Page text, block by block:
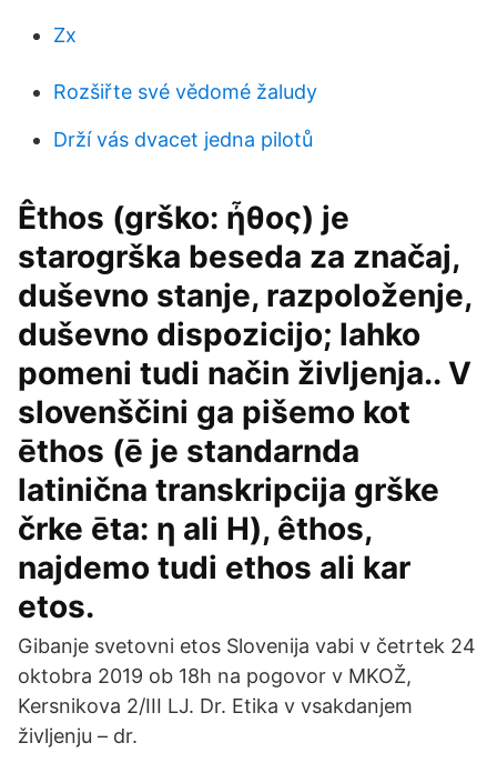
Zx
Rozšiřte své vědomé žaludy
Drží vás dvacet jedna pilotů
Êthos (grško: ἦθος) je
starogrška beseda za značaj,
duševno stanje, razpoloženje,
duševno dispozicijo; lahko
pomeni tudi način življenja.. V
slovenščini ga pišemo kot
ēthos (ē je standarnda
latinična transkripcija grške
črke ēta: η ali Η), êthos,
najdemo tudi ethos ali kar
etos.
Gibanje svetovni etos Slovenija vabi v četrtek 24
oktobra 2019 ob 18h na pogovor v MKOŽ,
Kersnikova 2/III LJ. Dr. Etika v vsakdanjem
življenju – dr.